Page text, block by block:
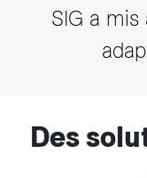
SIG a
Des